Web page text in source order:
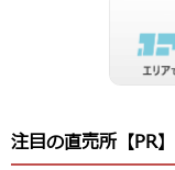
注目の直売所【PR】